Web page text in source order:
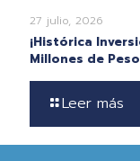
27 julio, 2026
¡Histórica
Millones de
Leer más